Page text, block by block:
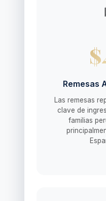
Remesas
Las remesas
clave de
familias